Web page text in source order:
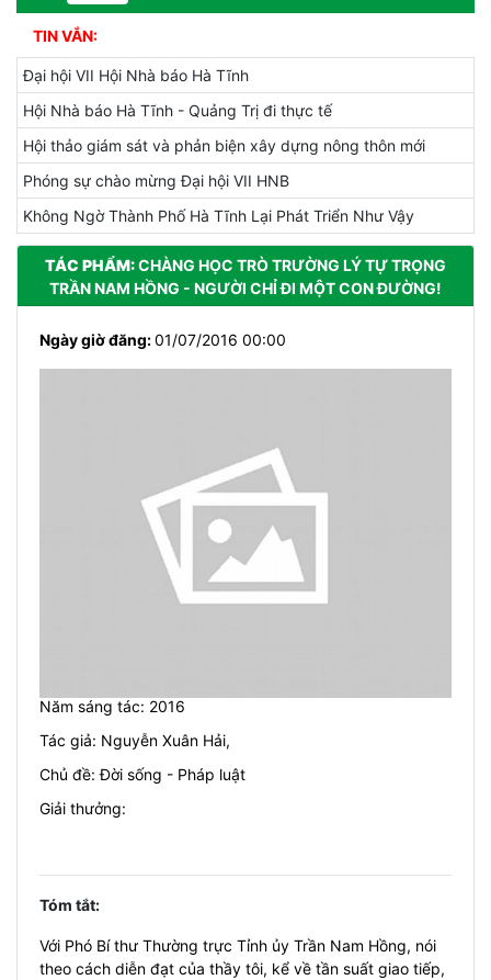
Đại hội VII Hội Nhà báo Hà Tĩnh
Hội Nhà báo Hà Tĩnh - Quảng Trị đi thực tế
Hội thảo giám sát và phản biện xây dựng nông thôn mới
Phóng sự chào mừng Đại hội VII HNB
Không Ngờ Thành Phố Hà Tĩnh Lại Phát Triển Như Vậy
TÁC PHẨM:CHÀNG HỌC TRÒ TRƯỜNG LÝ TỰ TRỌNG
TRẦN NAM HỒNG - NGƯỜI CHỈ ĐI MỘT CON ĐƯỜNG!
Ngày giờ đăng:01/07/2016 00:00
Năm sáng tác: 2016
Tác giả: Nguyễn Xuân Hải,
Chủ đề: Đời sống - Pháp luật
Giải thưởng:
Tóm tắt:
Với Phó Bí thư Thường trực Tỉnh ủy Trần Nam Hồng, nói
theo cách diễn đạt của thầy tôi, kể về tần suất giao tiếp,